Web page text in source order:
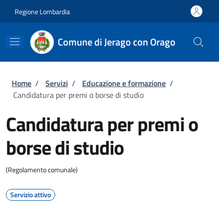
Regione Lombardia
Comune di Jerago con Orago
Briciole di pane
Home / Servizi / Educazione e formazione /
Candidatura per premi o borse di studio
Candidatura per premi o
borse di studio
(Regolamento comunale)
Servizio attivo